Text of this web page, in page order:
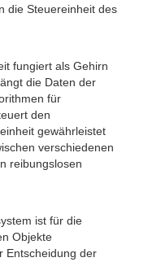
die Steuereinheit des
fungiert als Gehirn
die Daten der
für
den
gewährleistet
verschiedenen
reibungslosen
ist für die
Objekte
Entscheidung der